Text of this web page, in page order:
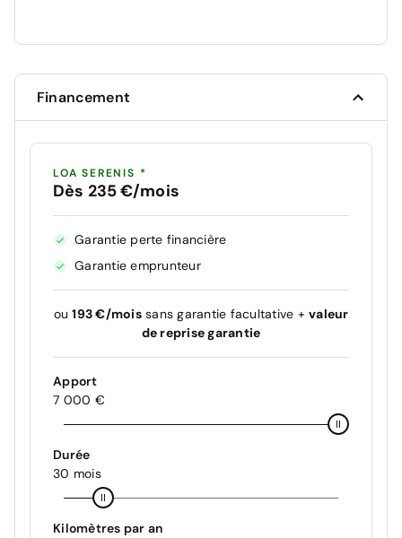
Financement
LOA SERENIS *
Dès 235 €/mois
Garantie perte financière
Garantie emprunteur
ou193 €/moissans garantie facultative + valeur
de reprise garantie
Apport
7 000 €
Durée
30 mois
Kilomètres par an